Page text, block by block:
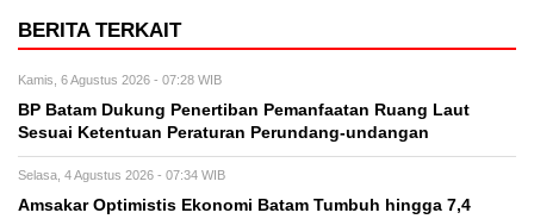
BERITA TERKAIT
Kamis, 6 Agustus 2026 - 07:28 WIB
BP Batam Dukung Penertiban Pemanfaatan Ruang Laut
Sesuai Ketentuan Peraturan Perundang-undangan
Selasa, 4 Agustus 2026 - 07:34 WIB
Amsakar Optimistis Ekonomi Batam Tumbuh hingga 7,4